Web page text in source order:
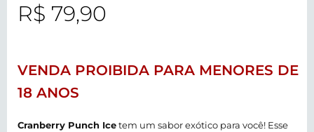
R$ 79,90
VENDA PROIBIDA PARA MENORES DE
18 ANOS
Cranberry Punch Icetem um sabor exótico para você! Esse